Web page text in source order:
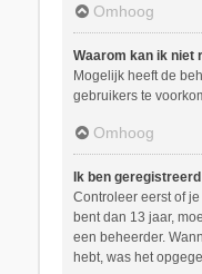
Omhoog
Waarom kan ik niet
Mogelijk heeft de
gebruikers te
Omhoog
Ik ben
Controleer eerst of
bent dan 13 jaar,
een beheerder.
hebt, was het